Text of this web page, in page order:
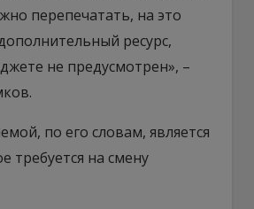
перепечатать, на это
ресурс,
не предусмотрен», –
по его словам, является
требуется на смену